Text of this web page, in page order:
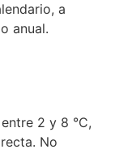
a
anual.
2 y 8 °C,
No